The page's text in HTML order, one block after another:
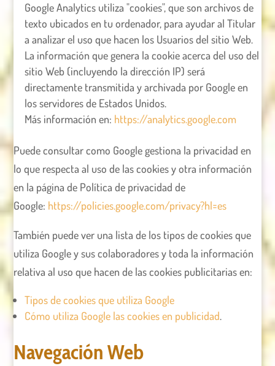
Google Analytics utiliza "cookies", que son archivos de
texto ubicados en tu ordenador, para ayudar al Titular
a analizar el uso que hacen los Usuarios del sitio Web.
La información que genera la cookie acerca del uso del
sitio Web (incluyendo la dirección IP) será
directamente transmitida y archivada por Google en
los servidores de Estados Unidos.
Más información en: https://analytics.google.com
Puede consultar como Google gestiona la privacidad en
lo que respecta al uso de las cookies y otra información
en la página de Política de privacidad de
Google: https://policies.google.com/privacy?hl=es
También puede ver una lista de los tipos de cookies que
utiliza Google y sus colaboradores y toda la información
relativa al uso que hacen de las cookies publicitarias en:
Tipos de cookies que utiliza Google
Cómo utiliza Google las cookies en publicidad.
Navegación Web